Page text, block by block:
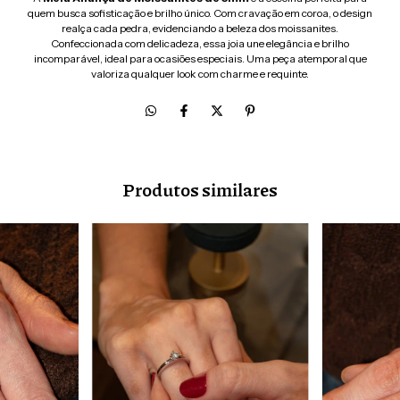
quem busca sofisticação e brilho único. Com cravação em coroa, o design
realça cada pedra, evidenciando a beleza dos moissanites.
Confeccionada com delicadeza, essa joia une elegância e brilho
incomparável, ideal para ocasiões especiais. Uma peça atemporal que
valoriza qualquer look com charme e requinte.
Produtos similares